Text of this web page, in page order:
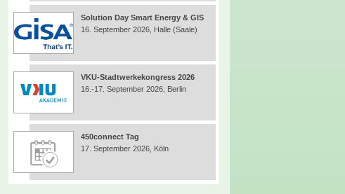
Solution Day Smart Energy & GIS
16. September 2026, Halle (Saale)
VKU-Stadtwerkekongress 2026
16.-17. September 2026, Berlin
450connect Tag
17. September 2026, Köln